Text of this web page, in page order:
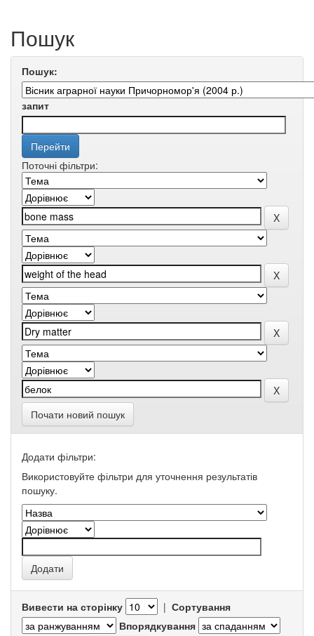
Пошук
Пошук:
запит
Поточні фільтри:
Почати новий пошук
Додати фільтри:
Використовуйте фільтри для уточнення результатів
пошуку.
Вивести на сторінку | Сортування
Впорядкування